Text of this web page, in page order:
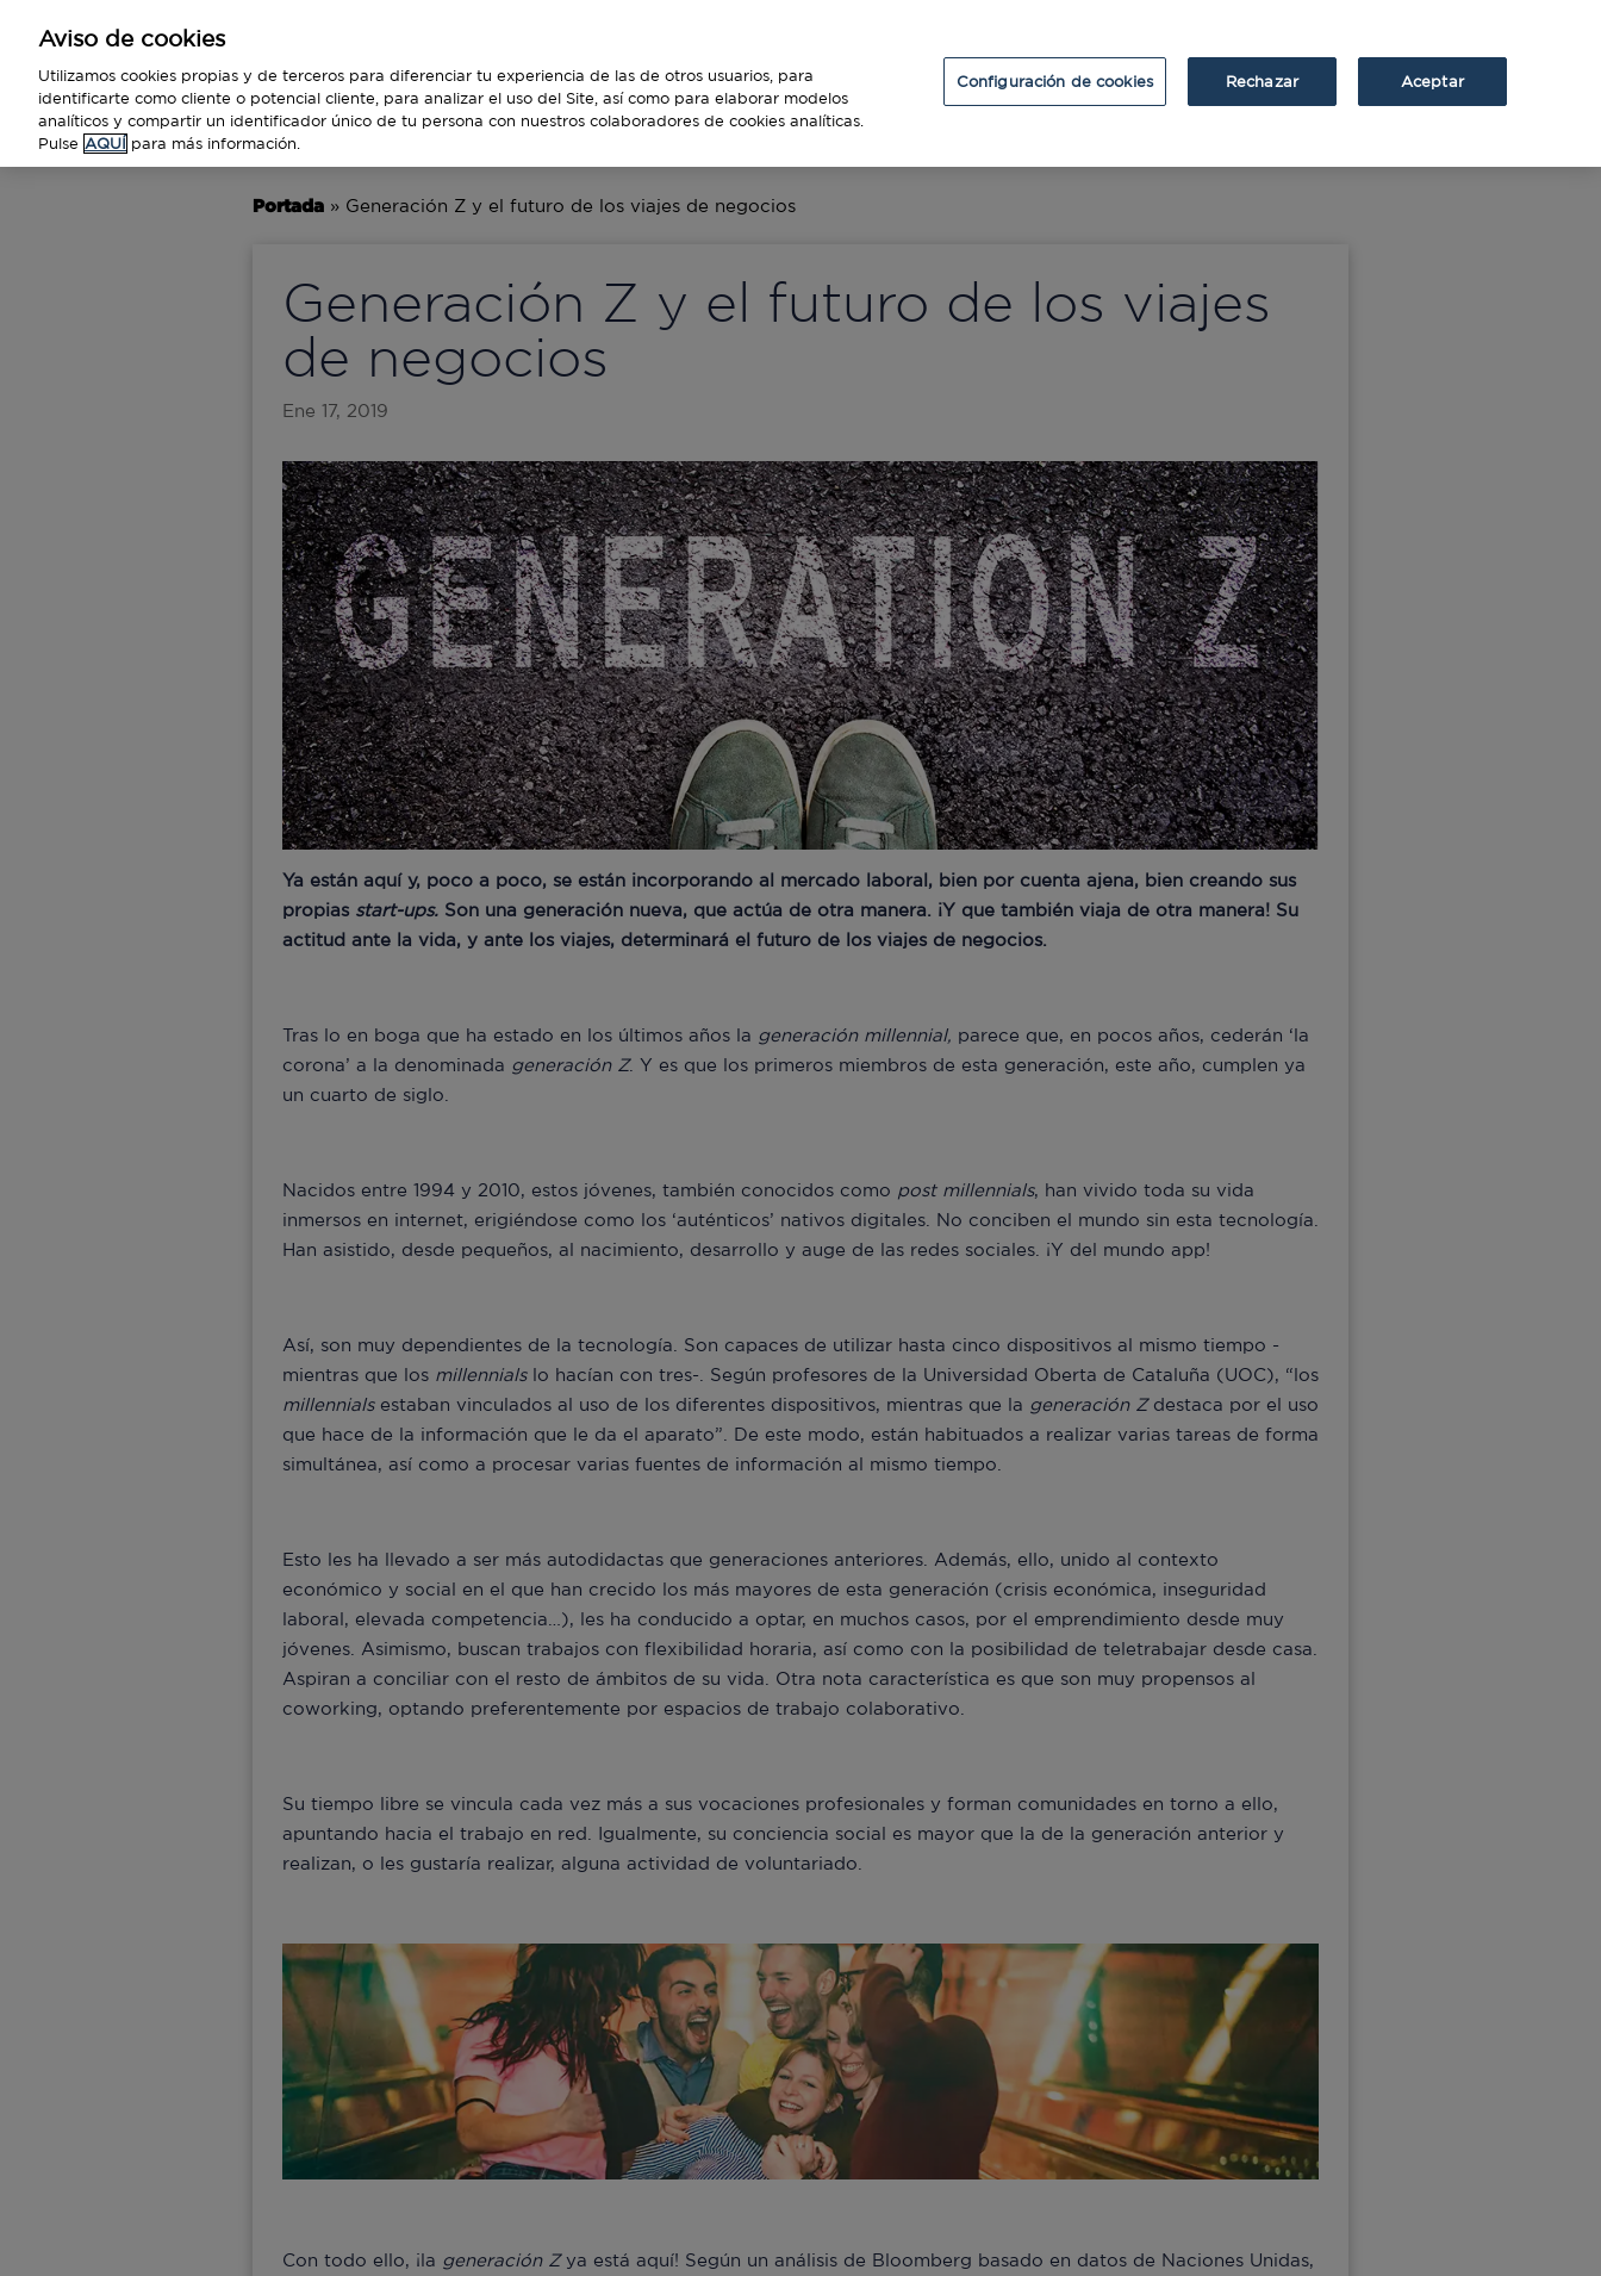
BUSINESS TECNOLOGÍA VIAJES
Portada » Generación Z y el futuro de los viajes de negocios
Generación Z y el futuro de los viajes
de negocios
Ene 17, 2019
Ya están aquí y, poco a poco, se están incorporando al mercado laboral, bien por cuenta ajena, bien creando sus
propias start-ups. Son una generación nueva, que actúa de otra manera. ¡Y que también viaja de otra manera! Su
actitud ante la vida, y ante los viajes, determinará el futuro de los viajes de negocios.
Tras lo en boga que ha estado en los últimos años la generación millennial, parece que, en pocos años, cederán ‘la
corona’ a la denominada generación Z. Y es que los primeros miembros de esta generación, este año, cumplen ya
un cuarto de siglo.
Nacidos entre 1994 y 2010, estos jóvenes, también conocidos como post millennials, han vivido toda su vida
inmersos en internet, erigiéndose como los ‘auténticos’ nativos digitales. No conciben el mundo sin esta tecnología.
Han asistido, desde pequeños, al nacimiento, desarrollo y auge de las redes sociales. ¡Y del mundo app!
Así, son muy dependientes de la tecnología. Son capaces de utilizar hasta cinco dispositivos al mismo tiempo -
mientras que los millennials lo hacían con tres-. Según profesores de la Universidad Oberta de Cataluña (UOC), “los
millennialsestaban vinculados al uso de los diferentes dispositivos, mientras que la generación Zdestaca por el uso
que hace de la información que le da el aparato”. De este modo, están habituados a realizar varias tareas de forma
simultánea, así como a procesar varias fuentes de información al mismo tiempo.
Esto les ha llevado a ser más autodidactas que generaciones anteriores. Además, ello, unido al contexto
económico y social en el que han crecido los más mayores de esta generación (crisis económica, inseguridad
laboral, elevada competencia…), les ha conducido a optar, en muchos casos, por el emprendimiento desde muy
jóvenes. Asimismo, buscan trabajos con flexibilidad horaria, así como con la posibilidad de teletrabajar desde casa.
Aspiran a conciliar con el resto de ámbitos de su vida. Otra nota característica es que son muy propensos al
coworking, optando preferentemente por espacios de trabajo colaborativo.
Su tiempo libre se vincula cada vez más a sus vocaciones profesionales y forman comunidades en torno a ello,
apuntando hacia el trabajo en red. Igualmente, su conciencia social es mayor que la de la generación anterior y
realizan, o les gustaría realizar, alguna actividad de voluntariado.
Con todo ello, ¡la generación Zya está aquí! Según un análisis de Bloomberg basado en datos de Naciones Unidas,
Aviso de cookies
Utilizamos cookies propias y de terceros para diferenciar tu experiencia de las de otros usuarios, para
identificarte como cliente o potencial cliente, para analizar el uso del Site, así como para elaborar modelos
analíticos y compartir un identificador único de tu persona con nuestros colaboradores de cookies analíticas.
Pulse AQUÍ para más información.
Configuración de cookies Rechazar Aceptar